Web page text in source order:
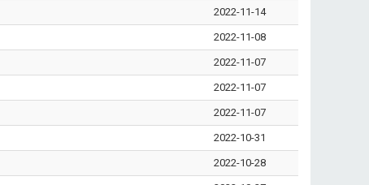
2022-11-14
2022-11-08
2022-11-07
2022-11-07
2022-11-07
2022-10-31
2022-10-28